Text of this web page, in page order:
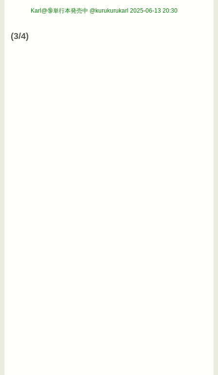
Karl@🔞単行本発売中 @kurukurukarl 2025-06-13 20:30
(3/4)